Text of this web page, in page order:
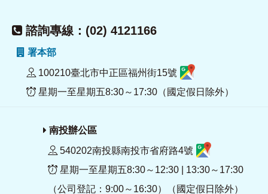
諮詢專線：(02) 4121166
署本部
100210臺北市中正區福州街15號
星期一至星期五8:30～17:30（國定假日除外）
南投辦公區
540202南投縣南投市省府路4號
星期一至星期五8:30～12:30 | 13:30～17:30
（公司登記：9:00～16:30）（國定假日除外）